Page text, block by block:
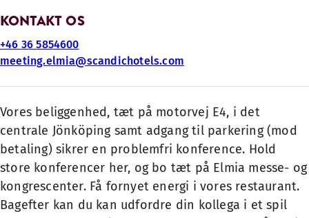
KONTAKT OS
+46 36 5854600
meeting.elmia@scandichotels.com
Vores beliggenhed, tæt på motorvej E4, i det
centrale Jönköping samt adgang til parkering (mod
betaling) sikrer en problemfri konference. Hold
store konferencer her, og bo tæt på Elmia messe- og
kongrescenter. Få fornyet energi i vores restaurant.
Bagefter kan du kan udfordre din kollega i et spil